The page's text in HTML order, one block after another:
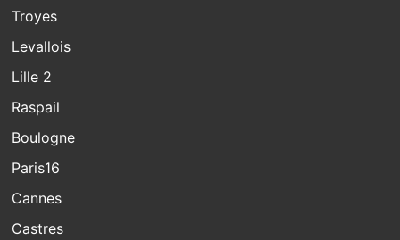
Troyes
Levallois
Lille 2
Raspail
Boulogne
Paris16
Cannes
Castres